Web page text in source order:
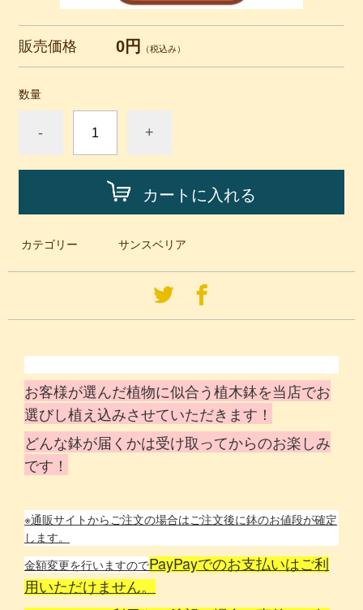
販売価格 0円 （税込み）
数量
- +
カートに入れる
カテゴリー サンスベリア
お客様が選んだ植物に似合う植木鉢を当店でお
選びし植え込みさせていただきます！
どんな鉢が届くかは受け取ってからのお楽しみ
です！
※通販サイトからご注文の場合はご注文後に鉢のお値段が確定
します。
金額変更を行いますのでPayPayでのお支払いはご利
用いただけません。